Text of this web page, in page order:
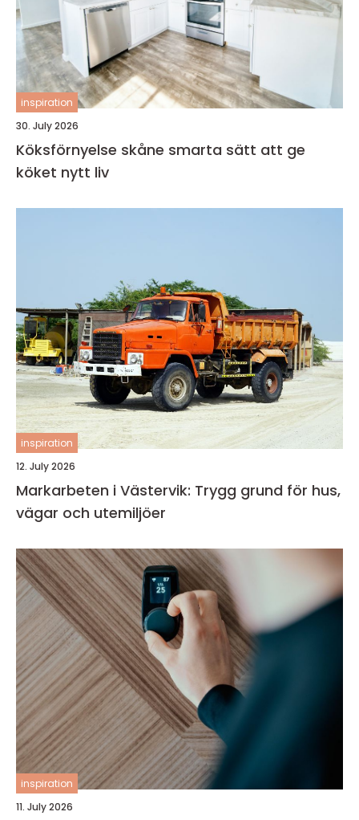
inspiration
30. July 2026
Köksförnyelse skåne smarta sätt att ge
köket nytt liv
inspiration
12. July 2026
Markarbeten i Västervik: Trygg grund för hus,
vägar och utemiljöer
inspiration
11. July 2026